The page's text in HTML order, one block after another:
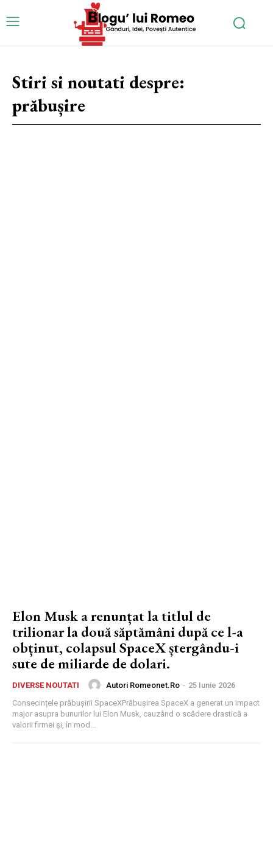
Stiri si noutati despre:
prăbușire
Elon Musk a renunțat la titlul de
trilionar la două săptămâni după ce l-a
obținut, colapsul SpaceX ștergându-i
sute de miliarde de dolari.
DIVERSE NOUTATI Autori Romeonet.ro - 25 Iunie 2026
Consecințele prăbușirii SpaceXPrăbușirea SpaceX a generat un impact
major asupra bunurilor lui Elon Musk, cauzând o scădere drastică a
valorii firmei și, în mod...